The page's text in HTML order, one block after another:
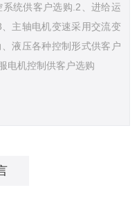
系统供客户选购.2、进给运
、主轴电机变速采用交流变
、液压各种控制形式供客户
服电机控制供客户选购